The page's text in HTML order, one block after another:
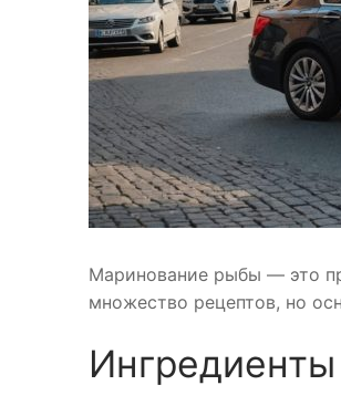
Маринование рыбы — это
множество рецептов, но